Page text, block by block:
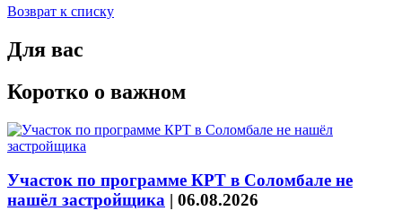
Возврат к списку
Для вас
Коротко о важном
Участок по программе КРТ в Соломбале не
нашёл застройщика | 06.08.2026